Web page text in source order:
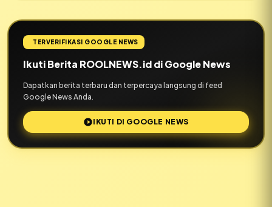
TERVERIFIKASI GOOGLE NEWS
Ikuti Berita ROOLNEWS.id di Google News
Dapatkan berita terbaru dan terpercaya langsung di feed
Google News Anda.
IKUTI DI GOOGLE NEWS